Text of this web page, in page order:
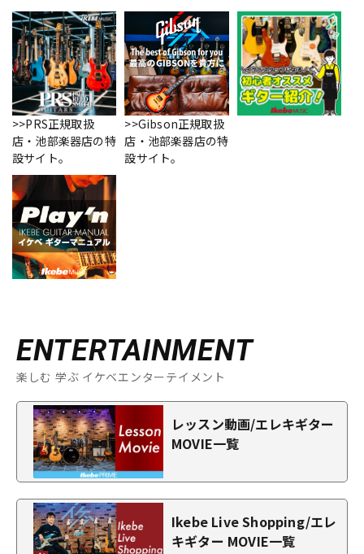
>>PRS正規取扱
店・池部楽器店の特
設サイト。
>>Gibson正規取扱
店・池部楽器店の特
設サイト。
ENTERTAINMENT
楽しむ 学ぶ イケベエンターテイメント
レッスン動画/エレキギター
MOVIE一覧
Ikebe Live Shopping/エレ
キギター MOVIE一覧